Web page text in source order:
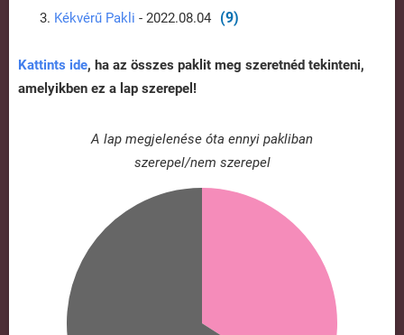
Kékvérű Pakli - 2022.08.04 (9)
Kattints ide, ha az összes paklit meg szeretnéd tekinteni,
amelyikben ez a lap szerepel!
A lap megjelenése óta ennyi pakliban
szerepel/nem szerepel